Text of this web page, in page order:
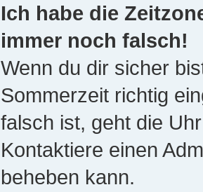
Ich habe die
immer noch falsch!
Wenn du dir sicher
Sommerzeit richtig
falsch ist, geht die
Kontaktiere einen
beheben kann.